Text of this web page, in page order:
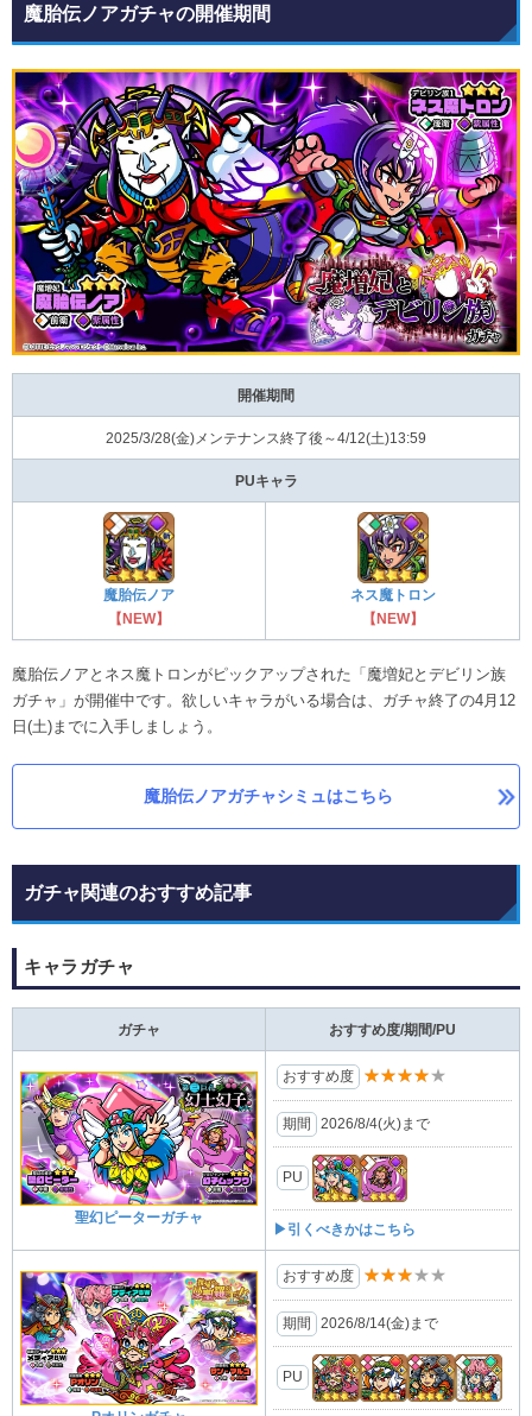
魔胎伝ノアガチャの開催期間
開催期間
2025/3/28(金)メンテナンス終了後～4/12(土)13:59
PUキャラ
魔胎伝ノア
【NEW】
ネス魔トロン
【NEW】
魔胎伝ノアとネス魔トロンがピックアップされた「魔増妃とデビリン族
ガチャ」が開催中です。欲しいキャラがいる場合は、ガチャ終了の4月12
日(土)までに入手しましょう。
魔胎伝ノアガチャシミュはこちら
ガチャ関連のおすすめ記事
キャラガチャ
ガチャ おすすめ度/期間/PU
聖幻ピーターガチャ
おすすめ度 ★★★★★
期間 2026/8/4(⽕)まで
PU
▶引くべきかはこちら
おすすめ度 ★★★★★
期間 2026/8/14(金)まで
PU